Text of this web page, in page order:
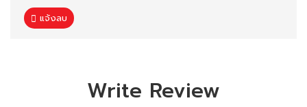
แจ้งลบ
Write Review